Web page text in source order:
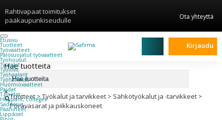
Rahtivapaat toimitukset
pääkaupunkiseudulle
Ota yhteyttä
Etusivu
Tuotteet
Työvaatteet
Palosuojatut työvaatteet
Työhousut
Työtakit
Työliivit
Työhaalarit
Työhanskat
Huomiovaatteet
Paidat
T-paidat
Hupparit, colleget
Sadeasut
Päähineet
Lippikset
Kirjaudu
Hae tuotteita
×
Tuotteet>Työkalut ja tarvikkeet > Sähkötyökalut ja -tarvikkeet >
Poravasarat ja piikkauskoneet